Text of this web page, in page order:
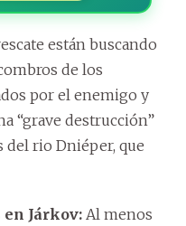
están buscando
de los
por el enemigo y
“grave destrucción”
del rio Dniéper, que
en Járkov: Al menos